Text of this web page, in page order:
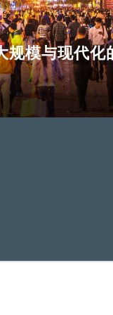
规模与现代化